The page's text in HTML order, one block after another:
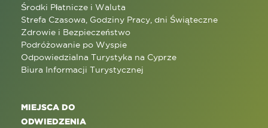
Środki Płatnicze i Waluta
Strefa Czasowa, Godziny Pracy, dni Świąteczne
Zdrowie i Bezpieczeństwo
Podróżowanie po Wyspie
Odpowiedzialna Turystyka na Cyprze
Biura Informacji Turystycznej
MIEJSCA DO
ODWIEDZENIA